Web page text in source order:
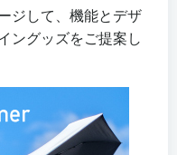
ジして、機能とデザ
ングッズをご提案し